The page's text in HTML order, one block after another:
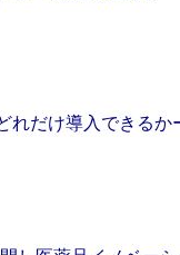
れだけ導入できるか